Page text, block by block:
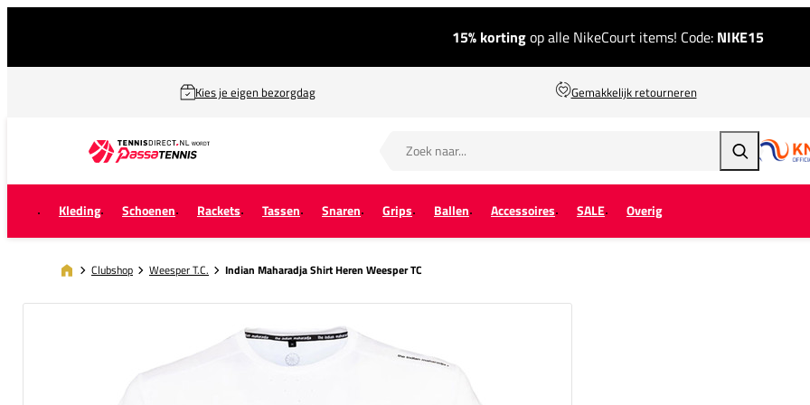
15% kortingop alle NikeCourt items! Code: NIKE15
Kies je eigen bezorgdag Gemakkelijk retourneren
Zoeken
Kleding Schoenen Rackets Tassen Snaren Grips Ballen Accessoires SALE Overig
Clubshop Weesper T.C. Indian Maharadja Shirt Heren Weesper TC